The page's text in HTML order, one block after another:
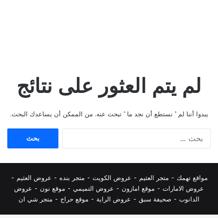
لم يتم العثور على نتائج
يبدوا أننا لم ’ نستطع أن نجد ما ’ تبحث عنه. من الممكن أن يساعدك البحث.
مواقع تهمك - متجر العثيم - عروض الكويت - متجر بنده - عروض العثيم -
عروض الامارات - موقع امازون - عروض التميمي - موقع نون - عروض
الدانوب - صحيفة سبق - عروض الراية - موقع حراج - متجر شي ان